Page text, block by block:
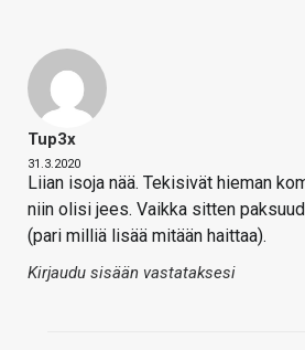
Tup3x
31.3.2020
Liian isoja nää. Tekisivät hieman
niin olisi jees. Vaikka sitten
(pari milliä lisää mitään haittaa).
Kirjaudu sisään vastataksesi